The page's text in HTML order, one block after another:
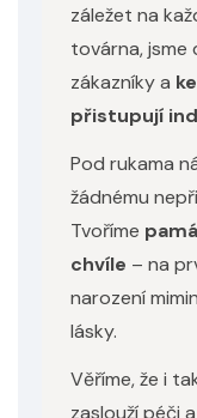
záležet na
továrna, jsme
zákazníky a
přistupují
Pod rukama
žádnému
Tvoříme
chvíle – na
narození
lásky.
Věříme, že i
zaslouží péči